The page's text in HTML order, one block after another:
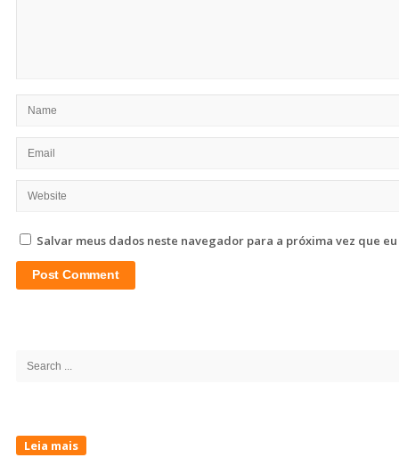
Salvar meus dados neste navegador para a próxima vez que
Search
Leia mais